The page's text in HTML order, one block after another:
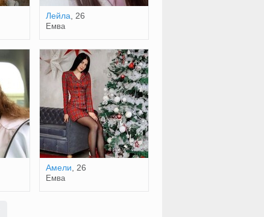
Лейла , 26
Емва
Амели , 26
Емва